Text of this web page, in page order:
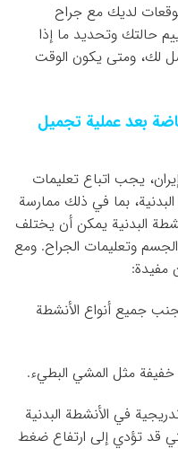
لديك مع جراح
حالتك وتحديد ما إذا
لك، ومتى يكون الوقت
بعد عملية تجميل
يجب اتباع تعليمات
بما في ذلك ممارسة
البدنية يمكن أن يختلف
وتعليمات الجراح. ومع
مفيدة:
جميع أنواع الأنشطة
تدريجية في الأنشطة البدنية
قد تؤدي إلى ارتفاع ضغط